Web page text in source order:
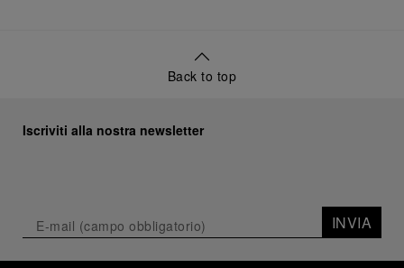
Back to top
Iscriviti alla nostra newsletter
INVIA